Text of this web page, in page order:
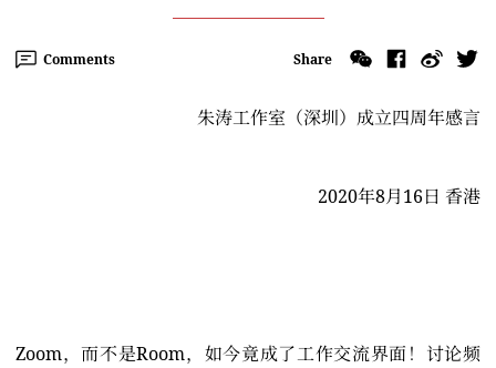
Comments Share
朱涛工作室（深圳）成立四周年感言
2020年8月16日 香港
Zoom，而不是Room，如今竟成了工作交流界面！讨论频